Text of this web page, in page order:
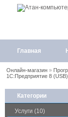
Главная
Онлайн-магазин»
1С:Предприятие 8 (USB)
Категории
Услуги (10)